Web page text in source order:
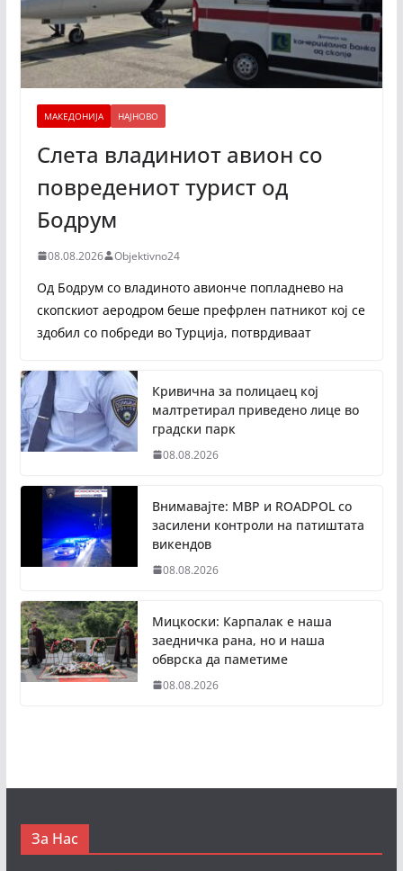
МАКЕДОНИЈА НАЈНОВО
Слета владиниот авион со
повредениот турист од
Бодрум
08.08.2026 Objektivno24
Од Бодрум со владиното авионче попладнево на
скопскиот аеродром беше префрлен патникот кој се
здобил со побреди во Турција, потврдиваат
Кривична за полицаец кој
малтретирал приведено лице во
градски парк
08.08.2026
Внимавајте: МВР и ROADPOL со
засилени контроли на патиштата
викендов
08.08.2026
Мицкоски: Карпалак е наша
заедничка рана, но и наша
обврска да паметиме
08.08.2026
За Нас